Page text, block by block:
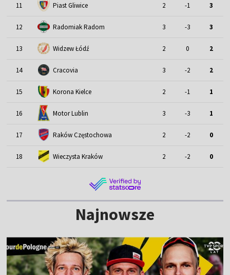
11 Piast Gliwice 2 -1 3
12 Radomiak Radom 3 -3 3
13 Widzew Łódź 2 0 2
14 Cracovia 3 -2 2
15 Korona Kielce 2 -1 1
16 Motor Lublin 3 -3 1
17 Raków Częstochowa 2 -2 0
18 Wieczysta Kraków 2 -2 0
Najnowsze